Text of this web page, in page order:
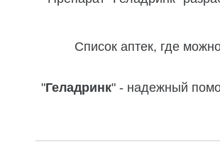
Список аптек, где
"Геладринк" - надежный